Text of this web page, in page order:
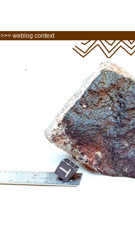
>>> weblog context